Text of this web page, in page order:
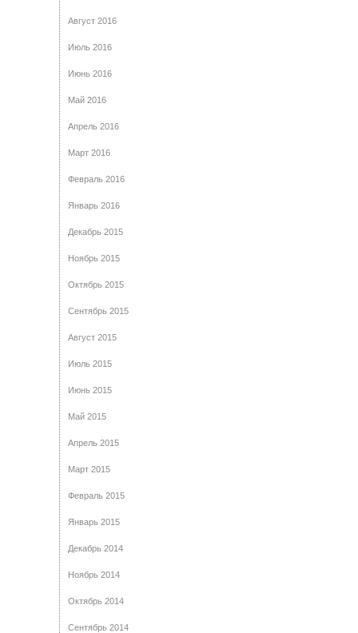
Август 2016
Июль 2016
Июнь 2016
Май 2016
Апрель 2016
Март 2016
Февраль 2016
Январь 2016
Декабрь 2015
Ноябрь 2015
Октябрь 2015
Сентябрь 2015
Август 2015
Июль 2015
Июнь 2015
Май 2015
Апрель 2015
Март 2015
Февраль 2015
Январь 2015
Декабрь 2014
Ноябрь 2014
Октябрь 2014
Сентябрь 2014